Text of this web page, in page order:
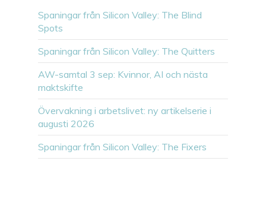
Spaningar från Silicon Valley: The Blind
Spots
Spaningar från Silicon Valley: The Quitters
AW-samtal 3 sep: Kvinnor, AI och nästa
maktskifte
Övervakning i arbetslivet: ny artikelserie i
augusti 2026
Spaningar från Silicon Valley: The Fixers